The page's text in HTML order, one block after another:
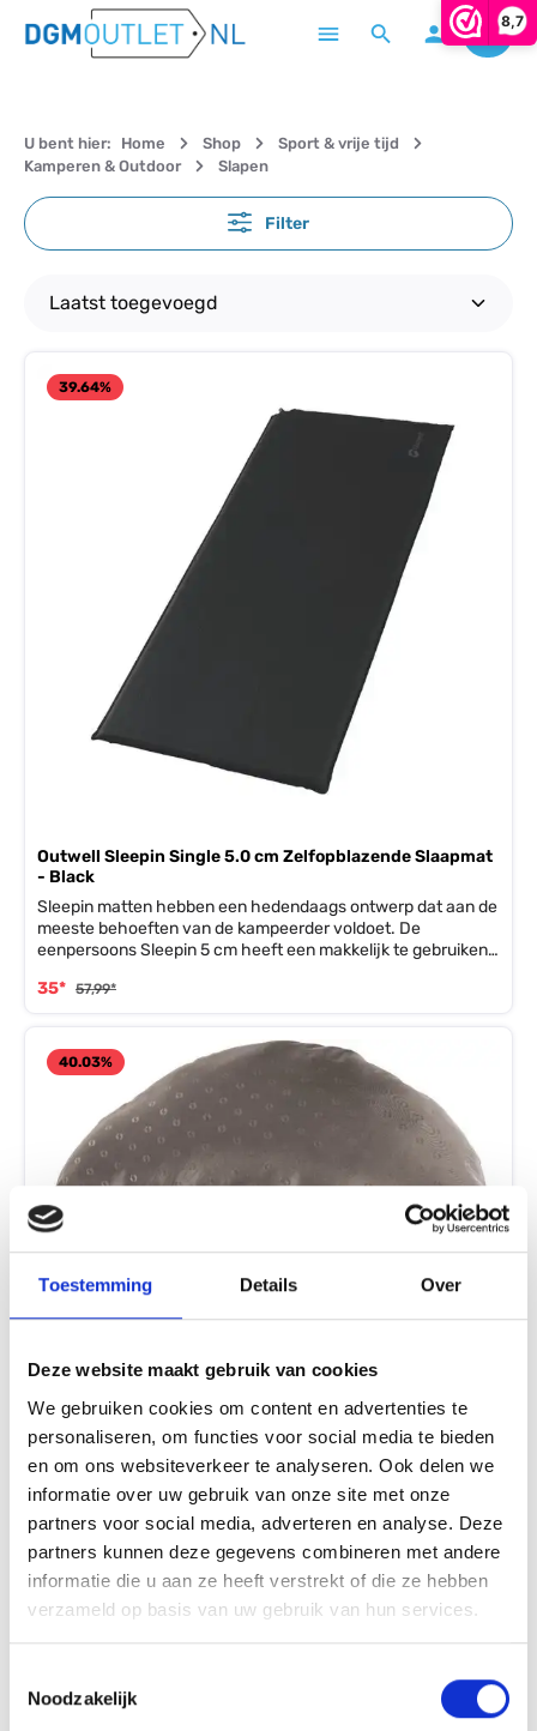
Toestemming Details Over
Deze website maakt gebruik van cookies
We gebruiken cookies om content en advertenties te
personaliseren, om functies voor social media te bieden
en om ons websiteverkeer te analyseren. Ook delen we
informatie over uw gebruik van onze site met onze
partners voor social media, adverteren en analyse. Deze
partners kunnen deze gegevens combineren met andere
informatie die u aan ze heeft verstrekt of die ze hebben
verzameld op basis van uw gebruik van hun services.
Noodzakelijk
8,7
Ga naar de hoofdinhoud
U bent hier: Home Shop
Sport & vrije tijd
Kamperen & Outdoor
Slapen
Filter
39.64%
Outwell Sleepin Single 5.0 cm Zelfopblazende Slaapmat
- Black
Sleepin matten hebben een hedendaags ontwerp dat aan de
meeste behoeften van de kampeerder voldoet. De
eenpersoons Sleepin 5 cm heeft een makkelijk te gebruiken
35* 57,99*
40.03%
22 x 11 x 12 cm , 235 g , Vulling: Polyester, Outwell heeft als
levert hoogwaardige kampeerspullen voor iedereen. Of je
nou kampeermeubelen zoekt of accessoires voor je
familietent, Outwell heeft het in zijn assortiment. Het merk is
innovatief en biedt gerichte oplossingen voor de fanatieke
kampeerder. Materiaal & afmetingen, Afmetingen, 22 x 11 x
12 cm, Materiaal vulling, Polyester, Lengte, 22 cm, Breedte, 11
cm, Hoogte, 12 cm, Productinformatie, Afmetingen inclusief
verpakking, 26,6 x 13,6 x 12,6 cm (lxbxh), Gewicht, 235 g,
Artikelnummer, 230033, Productspecificaties, Gewicht, 235
g, In de doos, Hoofdkussen, Model, Kleur, Grijs, Lengte, 22 cm,
33.37 %